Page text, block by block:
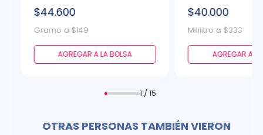
$44.600
Gramo a $149
AGREGAR A LA BOLSA
$40.000
Mililitro a $333
AGREGAR A
1 / 15
OTRAS PERSONAS TAMBIÉN VIERON